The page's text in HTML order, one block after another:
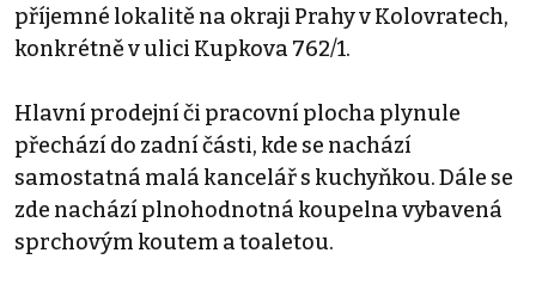
příjemné lokalitě na okraji Prahy v Kolovratech,
konkrétně v ulici Kupkova 762/1.
Hlavní prodejní či pracovní plocha plynule
přechází do zadní části, kde se nachází
samostatná malá kancelář s kuchyňkou. Dále se
zde nachází plnohodnotná koupelna vybavená
sprchovým koutem a toaletou.